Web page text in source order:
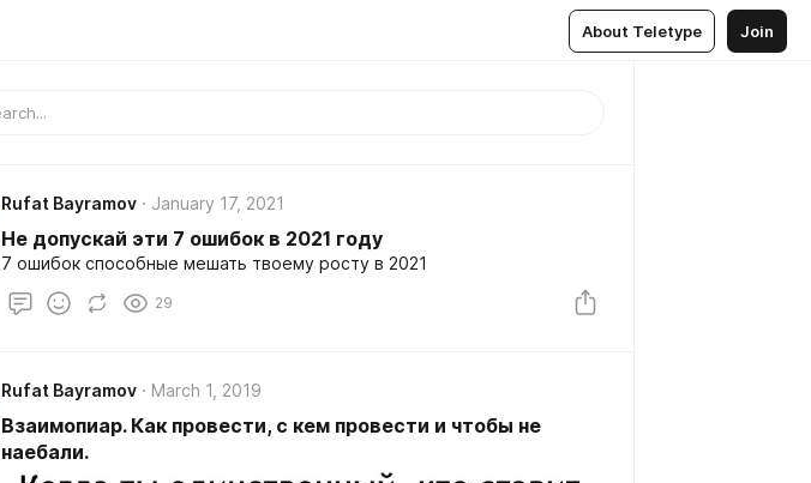
About Teletype Join
Rufat Bayramov January 17, 2021
Не допускай эти 7 ошибок в 2021 году
7 ошибок способные мешать твоему росту в 2021
29
Rufat Bayramov March 1, 2019
Взаимопиар. Как провести, с кем провести и чтобы не
наебали.